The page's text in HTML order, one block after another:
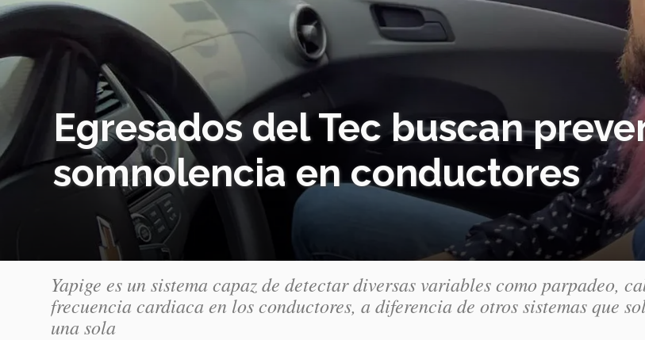
Egresados del Tec buscan
somnolencia en conductores
Yapige es un sistema capaz de detectar diversas variables como parpadeo,
frecuencia cardiaca en los conductores, a diferencia de otros sistemas que
una sola